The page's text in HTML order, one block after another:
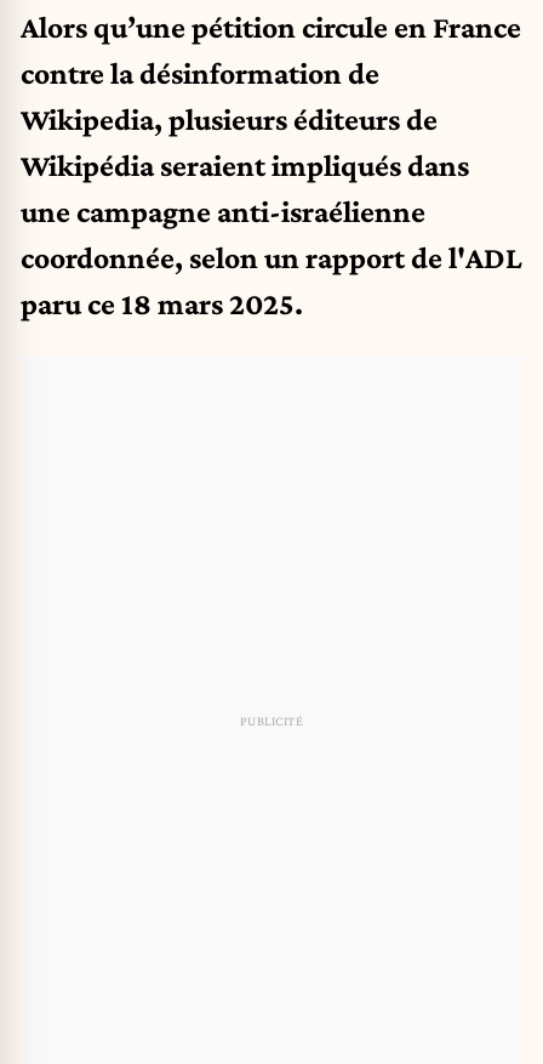
Alors qu’une pétition circule en France
contre la désinformation de
Wikipedia, plusieurs éditeurs de
Wikipédia seraient impliqués dans
une campagne anti-israélienne
coordonnée, selon un rapport de l'ADL
paru ce 18 mars 2025.